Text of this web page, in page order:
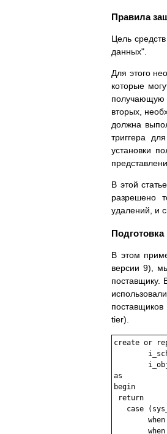
Правила
Цель
данных".
Для этого
которые
получающую
вторых,
должна
триггера
установки
В этой
разрешено
удалений, и
В этом
версии 9),
поставщику.
tier).
create or
as
begin
return
case